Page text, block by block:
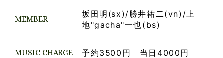
MEMBER
坂田明(sx)/勝井祐二(vn)/上
地"gacha"一也(bs)
MUSIC CHARGE 予約3500円 当日4000円